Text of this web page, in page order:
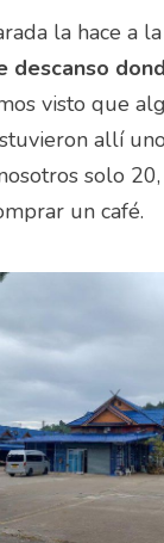
la hace a
descanso
visto que
allí
solo
un café.